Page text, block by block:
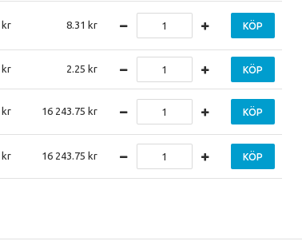
8.31 KÖP
2.25 KÖP
16 243.75 KÖP
16 243.75 KÖP